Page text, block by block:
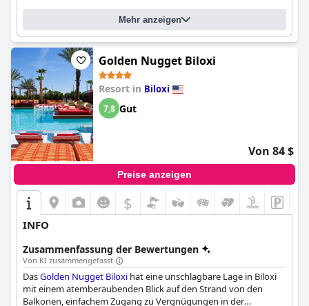
Mehr anzeigen
Golden Nugget Biloxi
Resort in Biloxi
7,8 Gut
Von 84 $
Preise anzeigen
$
INFO
Zusammenfassung der Bewertungen
Von KI zusammengefasst
DasGolden Nugget Biloxi hat eine unschlagbare Lage in Biloxi
mit einem atemberaubenden Blick auf den Strand von den
Balkonen, einfachem Zugang zu Vergnügungen in der